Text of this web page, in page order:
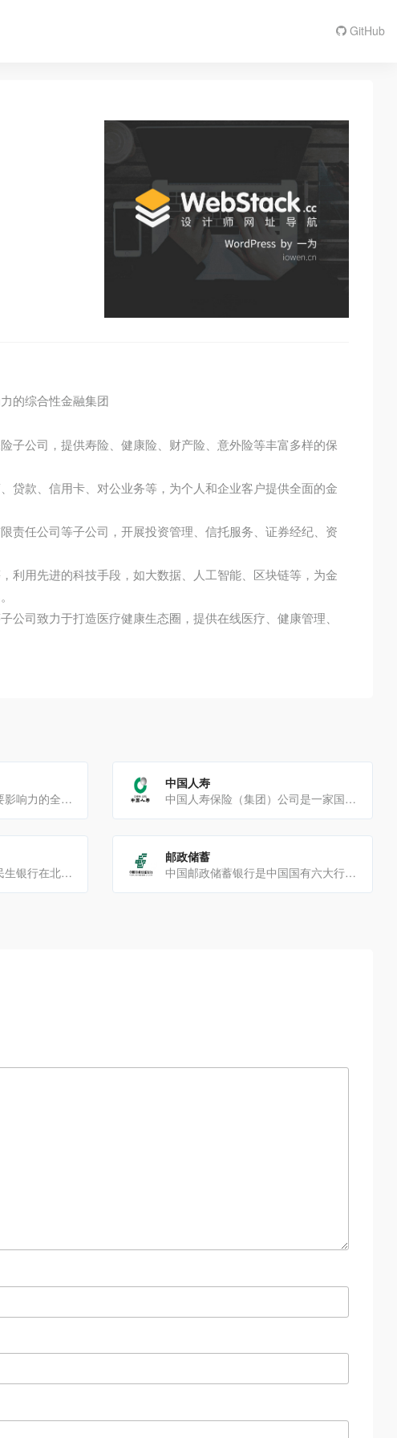
GitHub
的综合性金融集团
子公司，提供寿险、健康险、财产险、意外险等丰富多样的保
贷款、信用卡、对公业务等，为个人和企业客户提供全面的金
责任公司等子公司，开展投资管理、信托服务、证券经纪、资
利用先进的科技手段，如大数据、人工智能、区块链等，为金
司致力于打造医疗健康生态圈，提供在线医疗、健康管理、
兴业银行是一家具有重要影响力的全国性股份制商业银行业务范围包括但不限于以下方面：存款业务：吸收公众存款。[…]
中国人寿
中国人寿保险（集团）公司是一家国有大型金融保险企业业务范围保险业务：中国人寿保险股份有限公司作为核心成员，[…]
1996年1月12日，中国民生银行在北京正式成立，是中国第一家主要由民营企业发起设立的全国性股份制商[…]
邮政储蓄
中国邮政储蓄银行是中国国有六大行之一，以下是关于它的详细介绍：发展历程起源：可追溯到1919年北洋政府[…]